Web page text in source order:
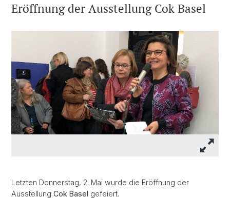
Eröffnung der Ausstellung Cok Basel
Letzten Donnerstag, 2. Mai wurde die Eröffnung der
Ausstellung Cok Basel gefeiert.